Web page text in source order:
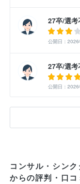
27卒/選
公開日：
27卒/選
公開日：
公開日：2026
コンサル・シン
からの評判・口コ